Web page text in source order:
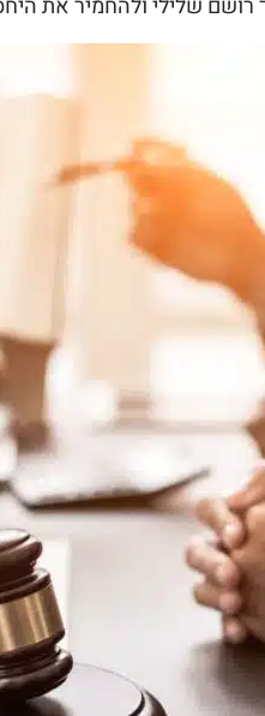
רושם שלילי ולהחמיר את